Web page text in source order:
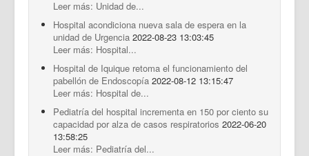
Leer más: Unidad de...
Hospital acondiciona nueva sala de espera en la
unidad de Urgencia 2022-08-23 13:03:45
Leer más: Hospital...
Hospital de Iquique retoma el funcionamiento del
pabellón de Endoscopía 2022-08-12 13:15:47
Leer más: Hospital de...
Pediatría del hospital incrementa en 150 por ciento su
capacidad por alza de casos respiratorios 2022-06-20
13:58:25
Leer más: Pediatría del...